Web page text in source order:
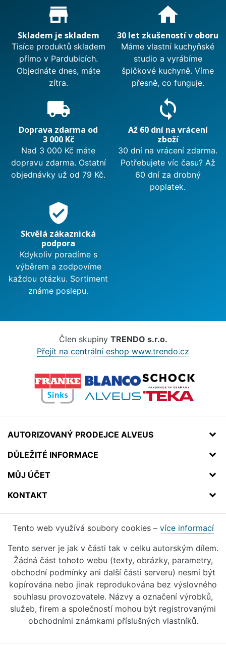
Proč nakupovat u nás?
store_mall_directory
Skladem je skladem
Tisíce produktů skladem
přímo v Pardubicích.
Objednáte dnes, máte
zítra.
home
30 let zkušeností v oboru
Máme vlastní kuchyňské
studio a vyrábíme
špičkové kuchyně. Víme
přesně, co funguje.
local_shipping
Doprava zdarma od
3 000 Kč
Nad 3 000 Kč máte
dopravu zdarma. Ostatní
objednávky už od 79 Kč.
sync
Až 60 dní na vrácení
zboží
30 dní na vrácení zdarma.
Potřebujete víc času? Až
60 dní za drobný
poplatek.
verified_user
Skvělá zákaznická
podpora
Kdykoliv poradíme s
výběrem a zodpovíme
každou otázku. Sortiment
známe poslepu.
Člen skupiny TRENDO s.r.o.
Přejít na centrální eshop www.trendo.cz
AUTORIZOVANÝ PRODEJCE ALVEUS
DŮLEŽITÉ INFORMACE
MŮJ ÚČET
KONTAKT
Tento web využívá soubory cookies – více informací
Tento server je jak v části tak v celku autorským dílem.
Žádná část tohoto webu (texty, obrázky, parametry,
obchodní podmínky ani další části serveru) nesmí být
kopírována nebo jinak reprodukována bez výslovného
souhlasu provozovatele. Názvy a označení výrobků,
služeb, firem a společností mohou být registrovanými
obchodními známkami příslušných vlastníků.